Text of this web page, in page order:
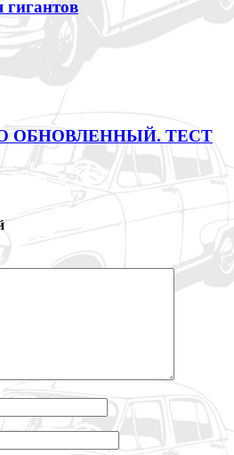
гигантов
ОБНОВЛЕННЫЙ. ТЕСТ